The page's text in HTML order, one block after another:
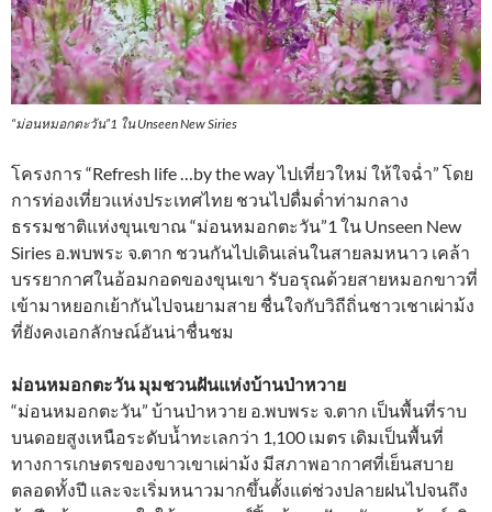
“ม่อนหมอกตะวัน”1 ใน Unseen New Siries
โครงการ “Refresh life …by the way ไปเที่ยวใหม่ ให้ใจฉ่ำ” โดย
การท่องเที่ยวแห่งประเทศไทย ชวนไปดื่มด่ำท่ามกลาง
ธรรมชาติแห่งขุนเขาณ “ม่อนหมอกตะวัน”1 ใน Unseen New
Siries อ.พบพระ จ.ตาก ชวนกันไปเดินเล่นในสายลมหนาว เคล้า
บรรยากาศในอ้อมกอดของขุนเขา รับอรุณด้วยสายหมอกขาวที่
เข้ามาหยอกเย้ากันไปจนยามสาย ชื่นใจกับวิถีถิ่นชาวเชาเผ่าม้ง
ที่ยังคงเอกลักษณ์อันน่าชื่นชม
ม่อนหมอกตะวัน มุมชวนฝันแห่งบ้านป่าหวาย
“ม่อนหมอกตะวัน” บ้านป่าหวาย อ.พบพระ จ.ตาก เป็นพื้นที่ราบ
บนดอยสูงเหนือระดับน้ำทะเลกว่า 1,100 เมตร เดิมเป็นพื้นที่
ทางการเกษตรของขาวเขาเผ่าม้ง มีสภาพอากาศที่เย็นสบาย
ตลอดทั้งปี และจะเริ่มหนาวมากขึ้นตั้งแต่ช่วงปลายฝนไปจนถึง